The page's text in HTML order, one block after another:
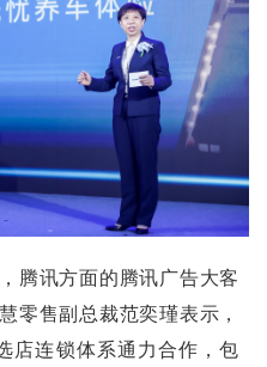
腾讯方面的腾讯广告大客
零售副总裁范奕瑾表示，
店连锁体系通力合作，包